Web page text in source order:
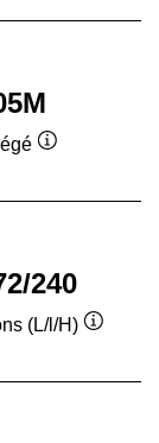
240
(L/l/H)